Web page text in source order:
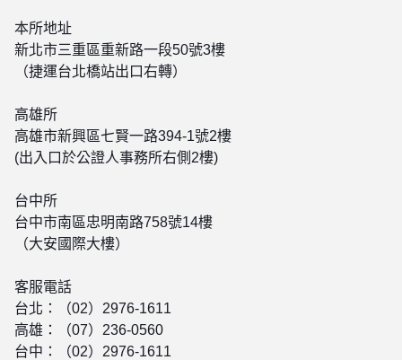
本所地址
新北市三重區重新路一段50號3樓
（捷運台北橋站出口右轉）
高雄所
高雄市新興區七賢一路394-1號2樓
(出入口於公證人事務所右側2樓)
台中所
台中市南區忠明南路758號14樓
（大安國際大樓）
客服電話
台北：（02）2976-1611
高雄：（07）236-0560
台中：（02）2976-1611